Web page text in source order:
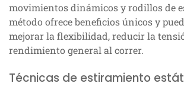
movimientos dinámicos y rodillos de
método ofrece beneficios únicos y
mejorar la flexibilidad, reducir la
rendimiento general al correr.
Técnicas de estiramiento